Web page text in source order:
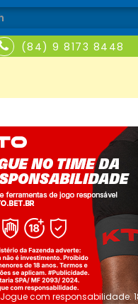
(84) 9 8173 8448
Jogue com responsabilidade.